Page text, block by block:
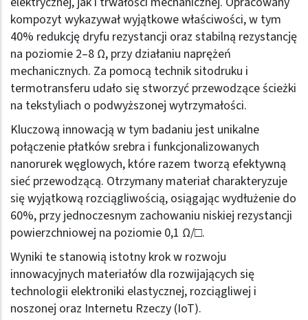
kompozyt wykazywał wyjątkowe właściwości, w tym
40% redukcję dryfu rezystancji oraz stabilną rezystancję
na poziomie 2–8 Ω, przy działaniu naprężeń
mechanicznych. Za pomocą technik sitodruku i
termotransferu udało się stworzyć przewodzące ścieżki
na tekstyliach o podwyższonej wytrzymałości.
Kluczową innowacją w tym badaniu jest unikalne
połączenie płatków srebra i funkcjonalizowanych
nanorurek węglowych, które razem tworzą efektywną
sieć przewodzącą. Otrzymany materiał charakteryzuje
się wyjątkową rozciągliwością, osiągając wydłużenie do
60%, przy jednoczesnym zachowaniu niskiej rezystancji
powierzchniowej na poziomie 0,1 Ω/□.
Wyniki te stanowią istotny krok w rozwoju
innowacyjnych materiałów dla rozwijających się
technologii elektroniki elastycznej, rozciągliwej i
noszonej oraz Internetu Rzeczy (IoT).